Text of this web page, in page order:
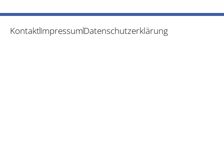
KontaktImpressumDatenschutzerklärung